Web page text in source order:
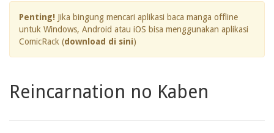
Penting! Jika bingung mencari aplikasi baca manga offline
untuk Windows, Android atau iOS bisa menggunakan aplikasi
ComicRack (download di sini)
Reincarnation no Kaben